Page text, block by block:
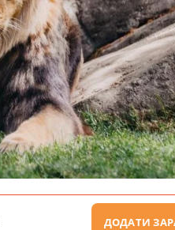
ДОДАТИ